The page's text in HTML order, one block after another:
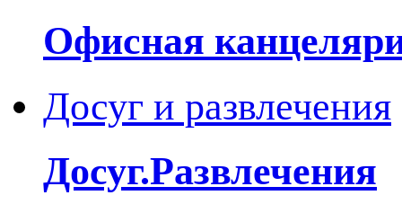
Офисная
Досуг и развлечения
Досуг.Развлечения